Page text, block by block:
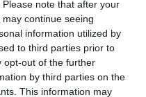
note that after your
continue seeing
information utilized by
to third parties prior to
opt-out of the further
by third parties on the
This information may
μικρών
17.335.000 ευρώ